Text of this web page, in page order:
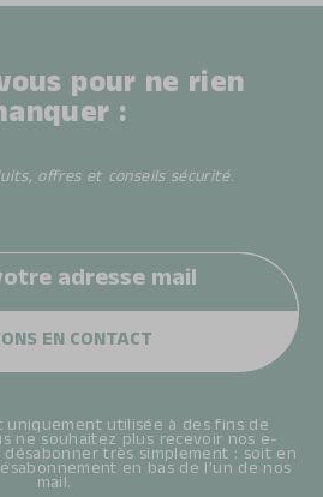
pour ne rien
:
offres et conseils sécurité.
uniquement utilisée à des fins de
ne souhaitez plus recevoir nos e-
désabonner très simplement : soit en
en bas de l’un de nos
mail.